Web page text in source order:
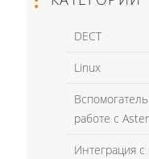
DECT
Linux
работе с
Интеграция с